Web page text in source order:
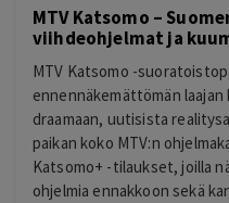
MTV Katsomo –
viihdeohjelmat ja
MTV Katsomo -
ennennäkemättömän
draamaan, uutisista
paikan koko MTV:n
Katsomo+ -tilaukset, joilla
ohjelmia ennakkoon sekä